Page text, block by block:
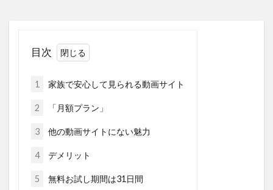
目次
1 家族で安心して見られる動画サイト
2 「月額プラン」
3 他の動画サイトにない魅力
4 デメリット
5 無料お試し期間は31日間